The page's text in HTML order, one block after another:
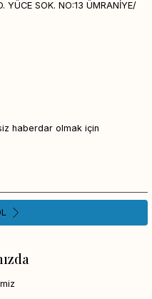
YÜCE SOK. NO:13 ÜMRANİYE/
haberdar olmak için